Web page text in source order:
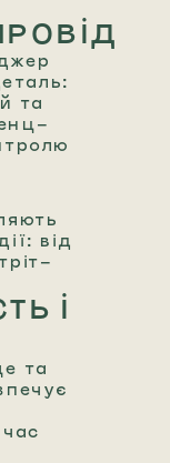
та
від
І
та